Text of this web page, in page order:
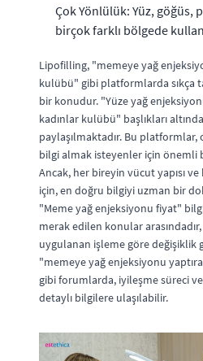
Çok Yönlülük: Yüz, göğüs,
birçok farklı bölgede
Lipofilling, "memeye yağ
kulübü" gibi platformlarda sıkça
bir konudur. "Yüze yağ
kadınlar kulübü" başlıkları
paylaşılmaktadır. Bu
bilgi almak isteyenler için önemli
Ancak, her bireyin vücut yapısı
için, en doğru bilgiyi uzman bir
"Meme yağ enjeksiyonu fiyat"
merak edilen konular
uygulanan işleme göre değişiklik
"memeye yağ enjeksiyonu
gibi forumlarda, iyileşme süreci
detaylı bilgilere ulaşılabilir.